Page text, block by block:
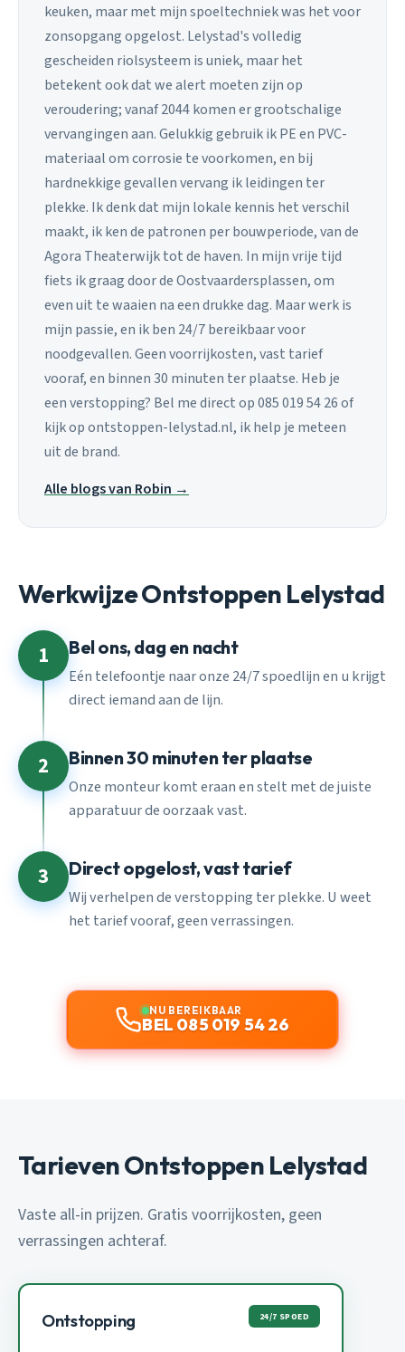
keuken, maar met mijn spoeltechniek was het voor
zonsopgang opgelost. Lelystad's volledig
gescheiden riolsysteem is uniek, maar het
betekent ook dat we alert moeten zijn op
veroudering; vanaf 2044 komen er grootschalige
vervangingen aan. Gelukkig gebruik ik PE en PVC-
materiaal om corrosie te voorkomen, en bij
hardnekkige gevallen vervang ik leidingen ter
plekke. Ik denk dat mijn lokale kennis het verschil
maakt, ik ken de patronen per bouwperiode, van de
Agora Theaterwijk tot de haven. In mijn vrije tijd
fiets ik graag door de Oostvaardersplassen, om
even uit te waaien na een drukke dag. Maar werk is
mijn passie, en ik ben 24/7 bereikbaar voor
noodgevallen. Geen voorrijkosten, vast tarief
vooraf, en binnen 30 minuten ter plaatse. Heb je
een verstopping? Bel me direct op 085 019 54 26 of
kijk op ontstoppen-lelystad.nl, ik help je meteen
uit de brand.
Alle blogs van Robin →
Werkwijze Ontstoppen Lelystad
1 Bel ons, dag en nacht
Eén telefoontje naar onze 24/7 spoedlijn en u krijgt
direct iemand aan de lijn.
2 Binnen 30 minuten ter plaatse
Onze monteur komt eraan en stelt met de juiste
apparatuur de oorzaak vast.
3 Direct opgelost, vast tarief
Wij verhelpen de verstopping ter plekke. U weet
het tarief vooraf, geen verrassingen.
NU BEREIKBAAR
BEL 085 019 54 26
Tarieven Ontstoppen Lelystad
Vaste all-in prijzen. Gratis voorrijkosten, geen
verrassingen achteraf.
Ontstopping 24/7 SPOED